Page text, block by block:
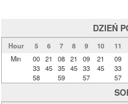
DZIEŃ
Hour 5 6 7 8 9 10
11
Min
00
33
58
21
45
08
35
59
21
45
09
33
57
21
45
09
33
57